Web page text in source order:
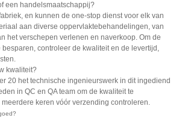
een handelsmaatschappij?
en kunnen de one-stop dienst voor elk van
aan diverse oppervlaktebehandelingen, van
het verschepen verlenen en naverkoop. Om de
besparen, controleer de kwaliteit en de levertijd,
kwaliteit?
20 het technische ingenieurswerk in dit ingediend
in QC en QA team om de kwaliteit te
keren vóór verzending controleren.